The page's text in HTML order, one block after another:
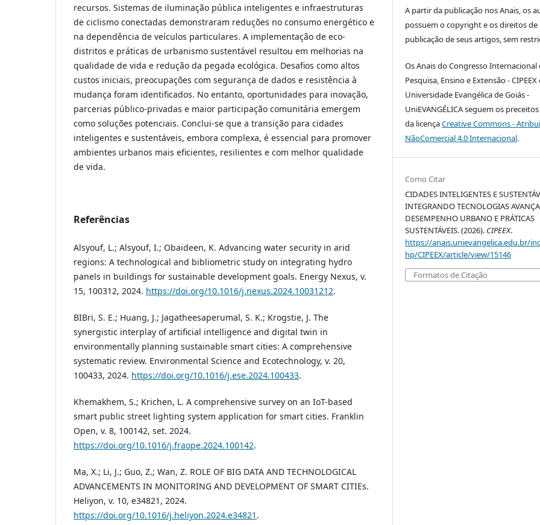
recursos. Sistemas de iluminação pública inteligentes e infraestruturas
de ciclismo conectadas demonstraram reduções no consumo energético e
na dependência de veículos particulares. A implementação de eco-
distritos e práticas de urbanismo sustentável resultou em melhorias na
qualidade de vida e redução da pegada ecológica. Desafios como altos
custos iniciais, preocupações com segurança de dados e resistência à
mudança foram identificados. No entanto, oportunidades para inovação,
parcerias público-privadas e maior participação comunitária emergem
como soluções potenciais. Conclui-se que a transição para cidades
inteligentes e sustentáveis, embora complexa, é essencial para promover
ambientes urbanos mais eficientes, resilientes e com melhor qualidade
de vida.
Referências
Alsyouf, L.; Alsyouf, I.; Obaideen, K. Advancing water security in arid
regions: A technological and bibliometric study on integrating hydro
panels in buildings for sustainable development goals. Energy Nexus, v.
15, 100312, 2024. https://doi.org/10.1016/j.nexus.2024.10031212.
BIBri, S. E.; Huang, J.; Jagatheesaperumal, S. K.; Krogstie, J. The
synergistic interplay of artificial intelligence and digital twin in
environmentally planning sustainable smart cities: A comprehensive
systematic review. Environmental Science and Ecotechnology, v. 20,
100433, 2024. https://doi.org/10.1016/j.ese.2024.100433.
Khemakhem, S.; Krichen, L. A comprehensive survey on an IoT-based
smart public street lighting system application for smart cities. Franklin
Open, v. 8, 100142, set. 2024.
https://doi.org/10.1016/j.fraope.2024.100142.
Ma, X.; Li, J.; Guo, Z.; Wan, Z. ROLE OF BIG DATA AND TECHNOLOGICAL
ADVANCEMENTS IN MONITORING AND DEVELOPMENT OF SMART CITIEs.
Heliyon, v. 10, e34821, 2024.
https://doi.org/10.1016/j.heliyon.2024.e34821 .
A partir da publicação nos Anais, os
possuem o copyright e os direitos de
publicação de seus artigos, sem
Os Anais do Congresso Internacional
Pesquisa, Ensino e Extensão - CIPEEX
Universidade Evangélica de Goiás -
UniEVANGÉLICA seguem os
da licençaCreative Commons -
NãoComercial 4.0 Internacional.
Como Citar
CIDADES INTELIGENTES E
INTEGRANDO TECNOLOGIAS
DESEMPENHO URBANO E PRÁTICAS
SUSTENTÁVEIS. (2026). CIPEEX.
https://anais.unievangelica.edu.br/
hp/CIPEEX/article/view/15146
Formatos de Citação